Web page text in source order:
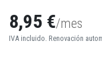
8,95 €/mes
IVA incluido. Renovación